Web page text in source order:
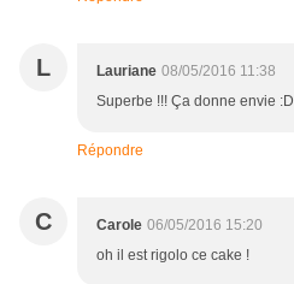
L Lauriane 08/05/2016 11:38
Superbe !!! Ça donne envie :D
Répondre
C Carole 06/05/2016 15:20
oh il est rigolo ce cake !